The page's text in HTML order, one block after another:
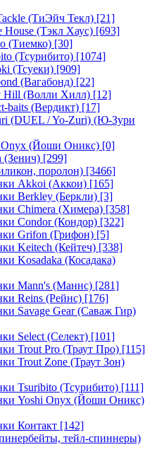
(ТиЭйч Текл) [21]
House (Тэкл Хаус) [693]
(Тиемко) [30]
(Тсурибито) [1074]
(Тсуеки) [909]
(Вагабонд) [22]
Hill (Волли Хилл) [12]
baits (Вердикт) [17]
(DUEL / Yo-Zuri) (Ю-Зури
Onyx (Йоши Оникс) [0]
(Зенич) [299]
поролон) [3466]
Akkoi (Аккои) [165]
Berkley (Беркли) [3]
Chimera (Химера) [358]
Condor (Кондор) [322]
Grifon (Грифон) [5]
Keitech (Кейтеч) [338]
Kosadaka (Косадака)
Mann's (Маннс) [281]
Reins (Рейнс) [176]
Savage Gear (Саваж Гир)
Select (Селект) [101]
Trout Pro (Траут Про) [115]
Trout Zone (Траут Зон)
Tsuribito (Тсурибито) [111]
Yoshi Onyx (Йоши Оникс)
Контакт [142]
тейл-спиннеры)